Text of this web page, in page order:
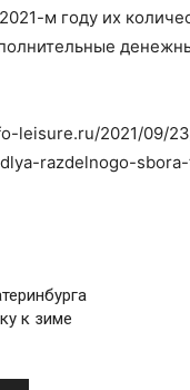
м году их
leisure.ru/2021/09/
razdelnogo-
к зиме